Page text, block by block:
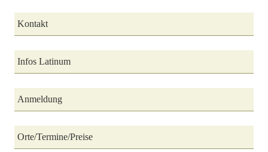
Kontakt
Infos Latinum
Anmeldung
Orte/Termine/Preise